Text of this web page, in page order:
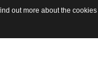
out more about the